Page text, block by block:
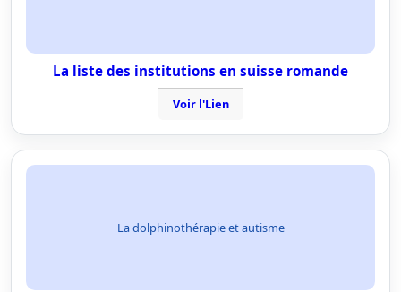
La liste des institutions en suisse romande
Voir l'Lien
La dolphinothérapie et autisme